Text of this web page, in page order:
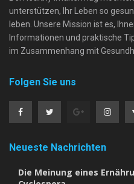
unterstützen, Ihr Leben so
leben. Unsere Mission ist es,
Informationen und praktische
im Zusammenhang mit
Folgen Sie uns
Neueste Nachrichten
Die Meinung eines